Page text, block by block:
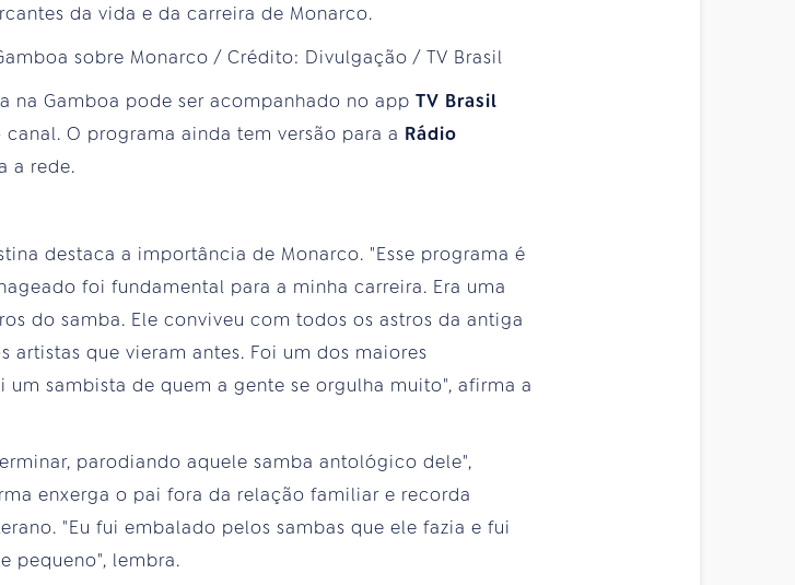
da vida e da carreira de Monarco.
na Gamboa pode ser acompanhado no app TV Brasil
O programa ainda tem versão para a Rádio
a rede.
destaca a importância de Monarco. "Esse programa é
foi fundamental para a minha carreira. Era uma
do samba. Ele conviveu com todos os astros da antiga
artistas que vieram antes. Foi um dos maiores
sambista de quem a gente se orgulha muito", afirma a
parodiando aquele samba antológico dele",
enxerga o pai fora da relação familiar e recorda
"Eu fui embalado pelos sambas que ele fazia e fui
pequeno", lembra.